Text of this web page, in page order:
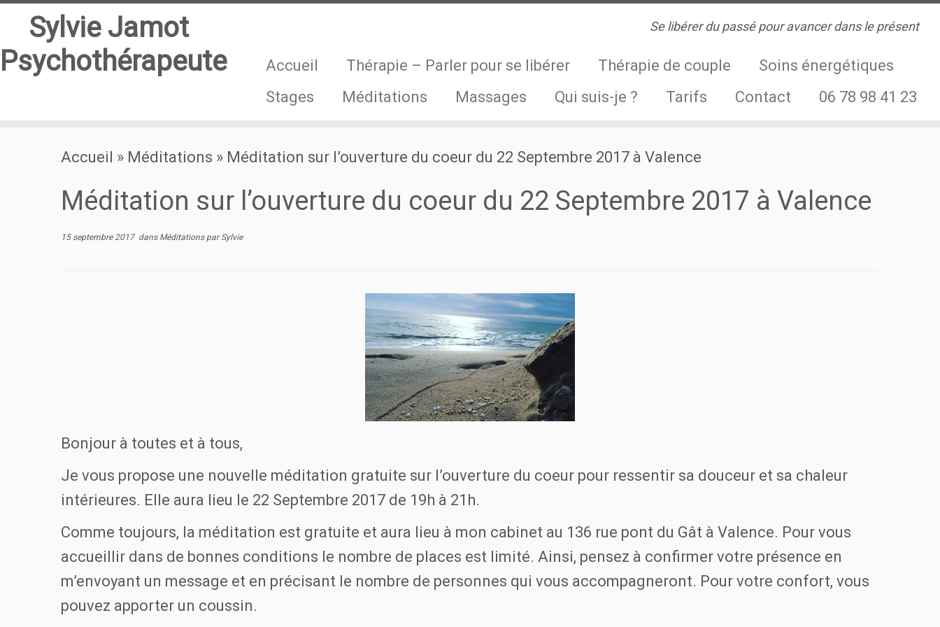
Sylvie Jamot
Psychothérapeute
Se libérer du passé pour avancer dans le présent
Accueil Thérapie – Parler pour se libérer Thérapie de couple
Soins énergétiques
Stages
Méditations Massages Qui suis-je ? Tarifs Contact 06 78 98 41 23
Accueil » Méditations » Méditation sur l’ouverture du coeur du 22 Septembre 2017 à Valence
Méditation sur l’ouverture du coeur du 22 Septembre 2017 à Valence
15 septembre 2017dans Méditations parSylvie
Bonjour à toutes et à tous,
Je vous propose une nouvelle méditation gratuite sur l’ouverture du coeur pour ressentir sa douceur et sa chaleur
intérieures. Elle aura lieu le 22 Septembre 2017 de 19h à 21h.
Comme toujours, la méditation est gratuite et aura lieu à mon cabinet au 136 rue pont du Gât à Valence. Pour vous
accueillir dans de bonnes conditions le nombre de places est limité. Ainsi, pensez à confirmer votre présence en
m’envoyant un message et en précisant le nombre de personnes qui vous accompagneront. Pour votre confort, vous
pouvez apporter un coussin.